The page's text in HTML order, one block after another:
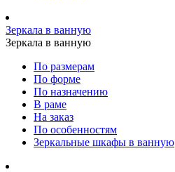
Зеркала в ванную
Зеркала в ванную
По размерам
По форме
По назначению
В раме
На заказ
По особенностям
Зеркальные шкафы в ванную